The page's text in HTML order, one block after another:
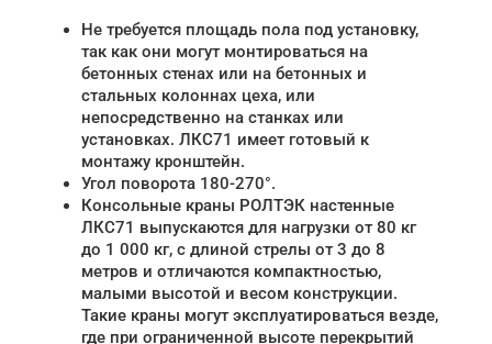
Не требуется площадь пола под установку,
так как они могут монтироваться на
бетонных стенах или на бетонных и
стальных колоннах цеха, или
непосредственно на станках или
установках. ЛКС71 имеет готовый к
монтажу кронштейн.
Угол поворота 180-270°.
Консольные краны РОЛТЭК настенные
ЛКС71 выпускаются для нагрузки от 80 кг
до 1 000 кг, с длиной стрелы от 3 до 8
метров и отличаются компактностью,
малыми высотой и весом конструкции.
Такие краны могут эксплуатироваться везде,
где при ограниченной высоте перекрытий